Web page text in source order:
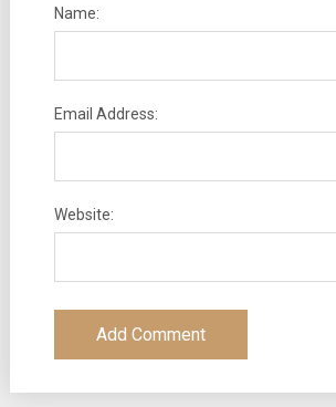
Name:
Email Address:
Website: